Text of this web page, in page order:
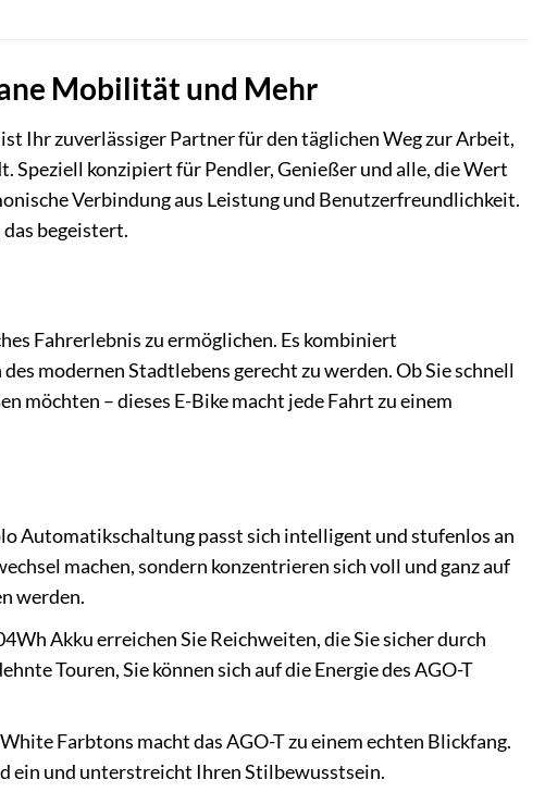
Mobilität und Mehr
Ihr zuverlässiger Partner für den täglichen Weg zur Arbeit,
Speziell konzipiert für Pendler, Genießer und alle, die Wert
Verbindung aus Leistung und Benutzerfreundlichkeit.
begeistert.
Fahrerlebnis zu ermöglichen. Es kombiniert
modernen Stadtlebens gerecht zu werden. Ob Sie schnell
möchten – dieses E-Bike macht jede Fahrt zu einem
Automatikschaltung passt sich intelligent und stufenlos an
machen, sondern konzentrieren sich voll und ganz auf
werden.
Akku erreichen Sie Reichweiten, die Sie sicher durch
Touren, Sie können sich auf die Energie des AGO-T
Farbtons macht das AGO-T zu einem echten Blickfang.
ein und unterstreicht Ihren Stilbewusstsein.